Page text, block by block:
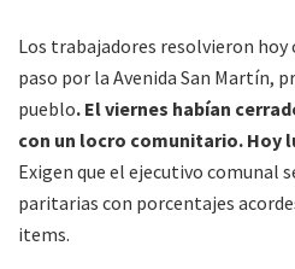
Los trabajadores resolvieron
paso por la Avenida San Martín,
pueblo. El viernes habían
con un locro comunitario. Hoy
Exigen que el ejecutivo comunal
paritarias con porcentajes
items.